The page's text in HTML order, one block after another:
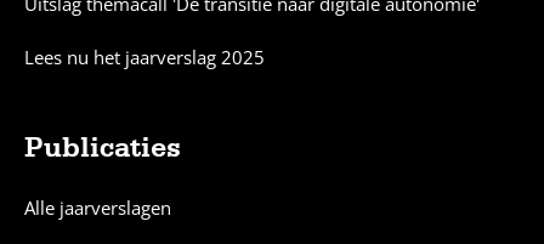
Lees nu het jaarverslag 2025
Publicaties
Alle jaarverslagen